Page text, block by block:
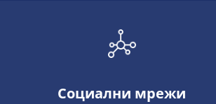
Социални мрежи